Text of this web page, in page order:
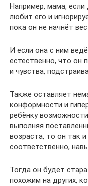
Например, мама, если
любит его и
пока он не начнёт
И если она с ним
естественно, что он
и чувства,
Также оставляет
конформности и
ребёнку
выполняя
возраста, то он так
соответственно,
Тогда он будет
похожим на других,